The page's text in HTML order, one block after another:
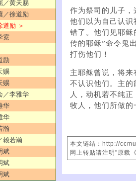
／黄天赐
／徐道励
道励 ＞
霓
励
赐
赐
／李雅华
华
华
瀚
赖若瀚
斌
斌
斌
作为祭司的儿子，
他们以为自己认
错了。他们见耶稣
传的耶稣”命令鬼
打伤他们！
主耶稣曾说，将
不认识他们。主的
人，动机若不纯
牧人，他们所做的
本文链结：http://
网上转贴请注明"原载